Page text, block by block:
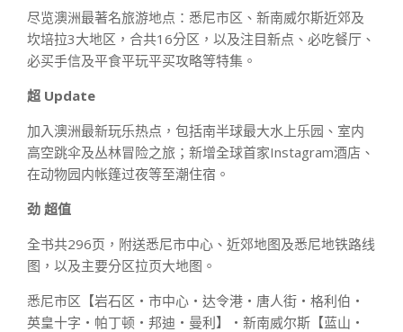
尽览澳洲最著名旅游地点：悉尼市区、新南威尔斯近郊及
坎培拉3大地区，合共16分区，以及注目新点、必吃餐厅、
必买手信及平食平玩平买攻略等特集。
超 Update
加入澳洲最新玩乐热点，包括南半球最大水上乐园、室内
高空跳伞及丛林冒险之旅；新增全球首家Instagram酒店、
在动物园内帐篷过夜等至潮住宿。
劲 超值
全书共296页，附送悉尼市中心、近郊地图及悉尼地铁路线
图，以及主要分区拉页大地图。
悉尼市区【岩石区・市中心・达令港・唐人街・格利伯・
英皇十字・帕丁顿・邦迪・曼利】・新南威尔斯【蓝山・